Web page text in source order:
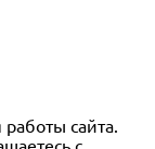
сайта.